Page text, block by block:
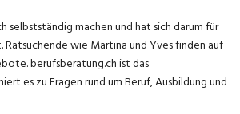
machen und hat sich darum für
wie Martina und Yves finden auf
berufsberatung.ch ist das
es zu Fragen rund um Beruf, Ausbildung und